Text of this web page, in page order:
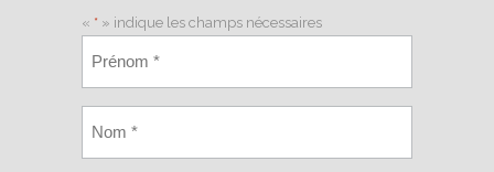
« * » indique les champs nécessaires